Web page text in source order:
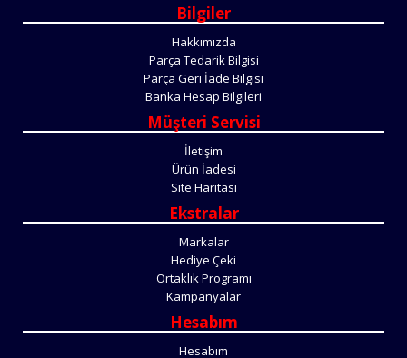
Bilgiler
Hakkımızda
Parça Tedarik Bilgisi
Parça Geri İade Bilgisi
Banka Hesap Bilgileri
Müşteri Servisi
İletişim
Ürün İadesi
Site Haritası
Ekstralar
Markalar
Hediye Çeki
Ortaklık Programı
Kampanyalar
Hesabım
Hesabım